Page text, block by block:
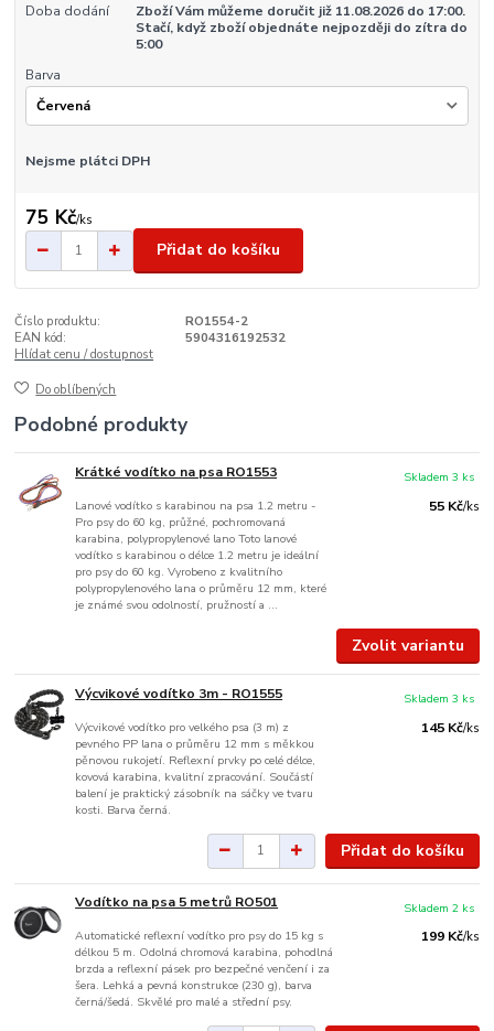
Doba dodání
Zboží Vám můžeme doručit již 11.08.2026 do 17:00.
Stačí, když zboží objednáte nejpozději do zítra do
5:00
Barva
Nejsme plátci DPH
75 Kč/ks
Přidat do košíku
Číslo produktu:
RO1554-2
EAN kód:
5904316192532
Hlídat cenu / dostupnost
Do oblíbených
Podobné produkty
Krátké vodítko na psa RO1553
Lanové vodítko s karabinou na psa 1.2 metru -
Pro psy do 60 kg, průžné, pochromovaná
karabina, polypropylenové lano Toto lanové
vodítko s karabinou o délce 1.2 metru je ideální
pro psy do 60 kg. Vyrobeno z kvalitního
polypropylenového lana o průměru 12 mm, které
je známé svou odolností, pružností a ...
55 Kč/ks
Skladem 3 ks
Zvolit variantu
Výcvikové vodítko 3m - RO1555
Výcvikové vodítko pro velkého psa (3 m) z
pevného PP lana o průměru 12 mm s měkkou
pěnovou rukojetí. Reflexní prvky po celé délce,
kovová karabina, kvalitní zpracování. Součástí
balení je praktický zásobník na sáčky ve tvaru
kosti. Barva černá.
145 Kč/ks
Skladem 3 ks
Přidat do košíku
Vodítko na psa 5 metrů RO501
Automatické reflexní vodítko pro psy do 15 kg s
délkou 5 m. Odolná chromová karabina, pohodlná
brzda a reflexní pásek pro bezpečné venčení i za
šera. Lehká a pevná konstrukce (230 g), barva
černá/šedá. Skvělé pro malé a střední psy.
199 Kč/ks
Skladem 2 ks